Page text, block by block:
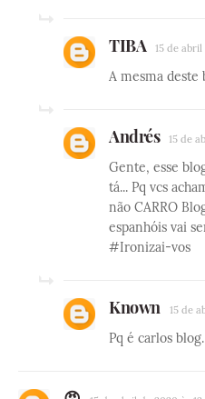
TIBA 15 de abril
A mesma deste
Andrés 15 de
Gente, esse
tá... Pq vcs
não CARRO
espanhóis vai
#Ironizai-vos
Known 15 de
Pq é carlos blog.